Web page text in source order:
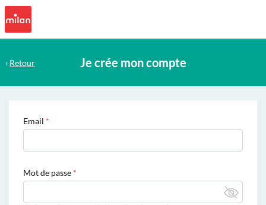
Je crée mon compte
‹ Retour
Email
Mot de passe